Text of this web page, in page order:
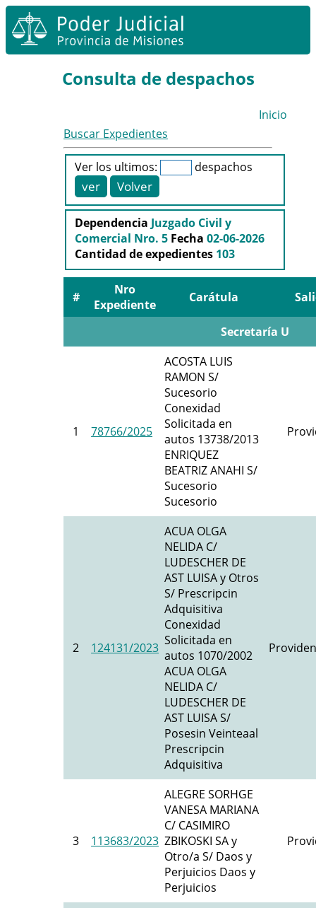
Consulta de despachos
Inicio
Buscar Expedientes
Ver los ultimos: despachos
Dependencia Juzgado Civil y
Comercial Nro. 5 Fecha02-06-2026
Cantidad de expedientes 103
#
Nro
Expediente
Carátula
Secretaría U
1 78766/2025
ACOSTA LUIS
RAMON S/
Sucesorio
Conexidad
Solicitada en
autos 13738/2013
ENRIQUEZ
BEATRIZ ANAHI S/
Sucesorio
Sucesorio
2 124131/2023
ACUA OLGA
NELIDA C/
LUDESCHER DE
AST LUISA y Otros
S/ Prescripcin
Adquisitiva
Conexidad
Solicitada en
autos 1070/2002
ACUA OLGA
NELIDA C/
LUDESCHER DE
AST LUISA S/
Posesin Veinteaal
Prescripcin
Adquisitiva
3 113683/2023
ALEGRE SORHGE
VANESA MARIANA
C/ CASIMIRO
ZBIKOSKI SA y
Otro/a S/ Daos y
Perjuicios Daos y
Perjuicios